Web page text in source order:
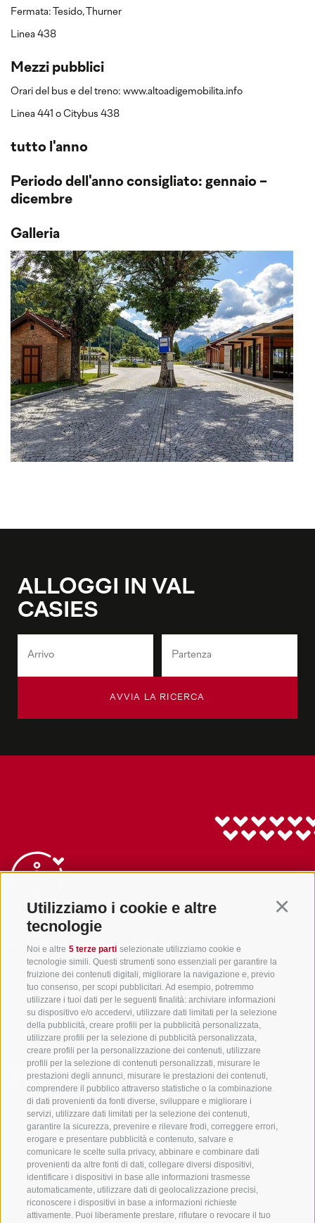
Utilizziamo i cookie e altre
tecnologie
Noi e altre 5 terze parti selezionate utilizziamo cookie e
tecnologie simili. Questi strumenti sono essenziali per garantire la
fruizione dei contenuti digitali, migliorare la navigazione e, previo
tuo consenso, per scopi pubblicitari. Ad esempio, potremmo
utilizzare i tuoi dati per le seguenti finalità: archiviare informazioni
su dispositivo e/o accedervi, utilizzare dati limitati per la selezione
della pubblicità, creare profili per la pubblicità personalizzata,
utilizzare profili per la selezione di pubblicità personalizzata,
creare profili per la personalizzazione dei contenuti, utilizzare
profili per la selezione di contenuti personalizzati, misurare le
prestazioni degli annunci, misurare le prestazioni dei contenuti,
comprendere il pubblico attraverso statistiche o la combinazione
di dati provenienti da fonti diverse, sviluppare e migliorare i
servizi, utilizzare dati limitati per la selezione dei contenuti,
garantire la sicurezza, prevenire e rilevare frodi, correggere errori,
erogare e presentare pubblicità e contenuto, salvare e
comunicare le scelte sulla privacy, abbinare e combinare dati
provenienti da altre fonti di dati, collegare diversi dispositivi,
identificare i dispositivi in base alle informazioni trasmesse
automaticamente, utilizzare dati di geolocalizzazione precisi,
riconoscere i dispositivi in base a informazioni richieste
attivamente. Puoi liberamente prestare, rifiutare o revocare il tuo
Fermata: Tesido, Thurner
Linea 438
Mezzi pubblici
Orari del bus e del treno: www.altoadigemobilita.info
Linea 441 o Citybus 438
tutto l'anno
Periodo dell'anno consigliato: gennaio -
dicembre
Galleria
ALLOGGI IN VAL
CASIES
AVVIA LA RICERCA
info@gsieser-tal.com
+39 0474 978 436
Soc. coop. turistica Val Casies-Monguelfo-Tesido in Alto Adige
S. Martino 10a I-39030 Val Casies
Sempre informati e aggiornati!
NEWSLETTER